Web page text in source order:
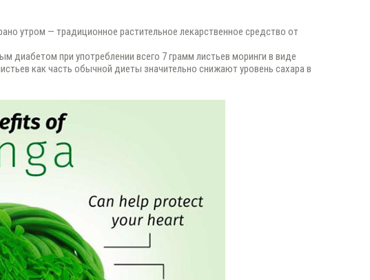
утром — традиционное растительное лекарственное средство от
диабетом при употреблении всего 7 грамм листьев моринги в виде
как часть обычной диеты значительно снижают уровень сахара в